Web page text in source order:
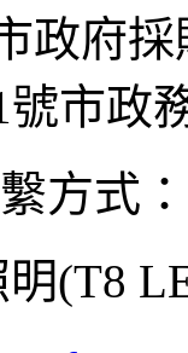
政府
市政
方式
(T8